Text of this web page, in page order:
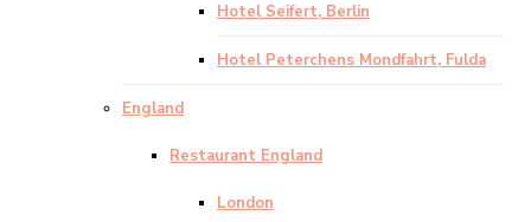
Hotel Seifert, Berlin
Hotel Peterchens Mondfahrt, Fulda
England
Restaurant England
London